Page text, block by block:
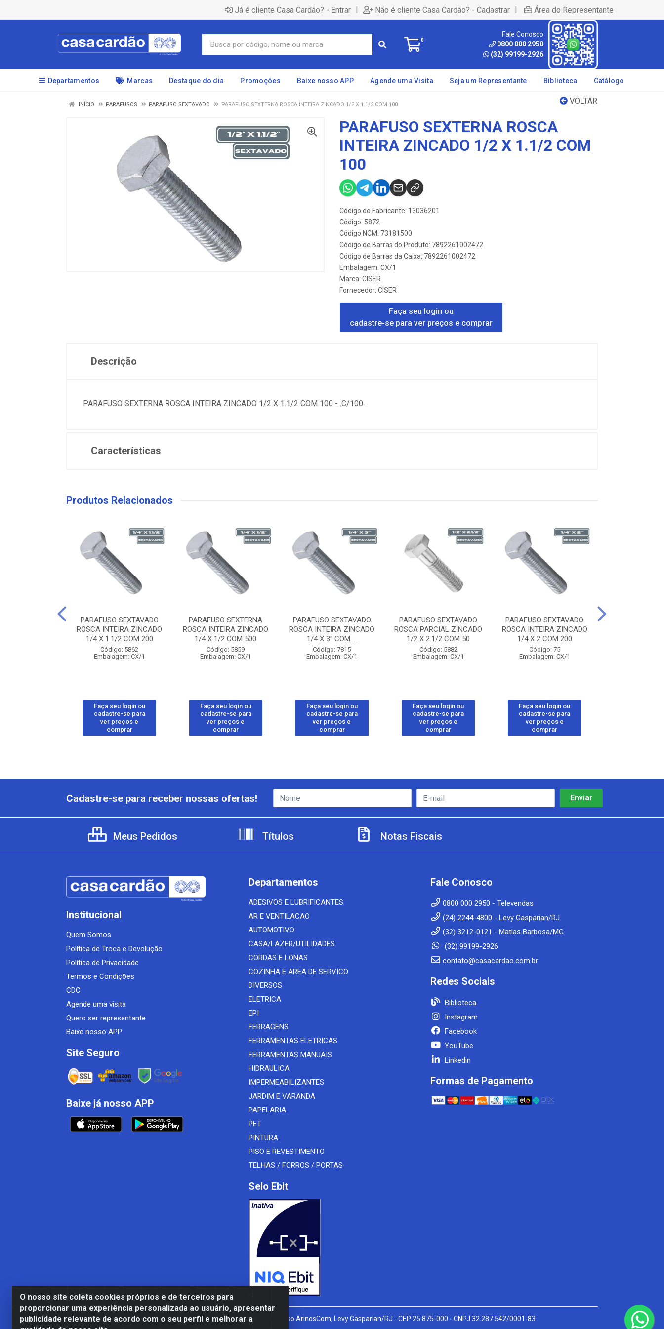
Já é cliente Casa Cardão? - Entrar | Não é cliente Casa Cardão? - Cadastrar | Área do Representante
0
Fale Conosco
0800 000 2950
(32) 99199-2926
Departamentos Marcas Destaque do dia Promoções Baixe nosso APP Agende uma Visita Seja um Representante Biblioteca Catálogo
VOLTAR
INÍCIO PARAFUSOS PARAFUSO SEXTAVADO PARAFUSO SEXTERNA ROSCA INTEIRA ZINCADO 1/2 X 1.1/2 COM 100
PARAFUSO SEXTERNA ROSCA
INTEIRA ZINCADO 1/2 X 1.1/2 COM
100
Código do Fabricante: 13036201
Código: 5872
Código NCM: 73181500
Código de Barras do Produto: 7892261002472
Código de Barras da Caixa: 7892261002472
Embalagem: CX/1
Marca: CISER
Fornecedor: CISER
Faça seu login ou
cadastre-se para ver preços e comprar
Descrição
PARAFUSO SEXTERNA ROSCA INTEIRA ZINCADO 1/2 X 1.1/2 COM 100 - .C/100.
Características
Produtos Relacionados
PARAFUSO SEXTAVADO
ROSCA INTEIRA ZINCADO
1/4 X 1.1/2 COM 200
Código: 5862
Embalagem: CX/1
Faça seu login ou
cadastre-se para
ver preços e
comprar
PARAFUSO SEXTERNA
ROSCA INTEIRA ZINCADO
1/4 X 1/2 COM 500
Código: 5859
Embalagem: CX/1
Faça seu login ou
cadastre-se para
ver preços e
comprar
PARAFUSO SEXTAVADO
ROSCA INTEIRA ZINCADO
1/4 X 3” COM ...
Código: 7815
Embalagem: CX/1
Faça seu login ou
cadastre-se para
ver preços e
comprar
PARAFUSO SEXTAVADO
ROSCA PARCIAL ZINCADO
1/2 X 2.1/2 COM 50
Código: 5882
Embalagem: CX/1
Faça seu login ou
cadastre-se para
ver preços e
comprar
PARAFUSO SEXTAVADO
ROSCA INTEIRA ZINCADO
1/4 X 2 COM 200
Código: 75
Embalagem: CX/1
Faça seu login ou
cadastre-se para
ver preços e
comprar
O nosso site coleta cookies próprios e de terceiros para
proporcionar uma experiência personalizada ao usuário, apresentar
publicidade relevante de acordo com o seu perfil e melhorar a
Cadastre-se para receber nossas ofertas!
Meus Pedidos Títulos Notas Fiscais
Institucional
Quem Somos
Política de Troca e Devolução
Política de Privacidade
Termos e Condições
CDC
Agende uma visita
Quero ser representante
Baixe nosso APP
Site Seguro
Baixe já nosso APP
Departamentos
ADESIVOS E LUBRIFICANTES
AR E VENTILACAO
AUTOMOTIVO
CASA/LAZER/UTILIDADES
CORDAS E LONAS
COZINHA E AREA DE SERVICO
DIVERSOS
ELETRICA
EPI
FERRAGENS
FERRAMENTAS ELETRICAS
FERRAMENTAS MANUAIS
HIDRAULICA
IMPERMEABILIZANTES
JARDIM E VARANDA
PAPELARIA
PET
PINTURA
PISO E REVESTIMENTO
TELHAS / FORROS / PORTAS
Selo Ebit
Fale Conosco
0800 000 2950 - Televendas
(24) 2244-4800 - Levy Gasparian/RJ
(32) 3212-0121 - Matias Barbosa/MG
(32) 99199-2926
contato@casacardao.com.br
Redes Sociais
Biblioteca
Instagram
Facebook
YouTube
Linkedin
Formas de Pagamento
Casa Cardão LTDA - Av. Amaral Peixoto, 910 - Afonso ArinosCom, Levy Gasparian/RJ - CEP 25.875-000 - CNPJ 32.287.542/0001-83